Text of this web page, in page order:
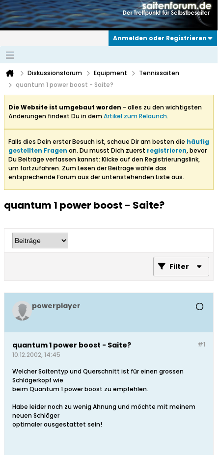
Anmelden oder Registrieren
Diskussionsforum Equipment
Tennissaiten
quantum 1 power boost - Saite?
Die Website ist umgebaut worden - alles zu den wichtigsten
Änderungen findest Du in demArtikel zum Relaunch.
Falls dies Dein erster Besuch ist, schaue Dir am besten die häufig
gestellten Fragen an. Du musst Dich zuerst registrieren, bevor
Du Beiträge verfassen kannst: Klicke auf den Registrierungslink,
um fortzufahren. Zum Lesen der Beiträge wähle das
entsprechende Forum aus der untenstehenden Liste aus.
quantum 1 power boost - Saite?
Filter
powerplayer
#1
quantum 1 power boost - Saite?
10.12.2002, 14:45
Welcher Saitentyp und Querschnitt ist für einen grossen
Schlägerkopf wie
beim Quantum 1 power boost zu empfehlen.
Habe leider noch zu wenig Ahnung und möchte mit meinem
neuen Schläger
optimaler ausgestattet sein!